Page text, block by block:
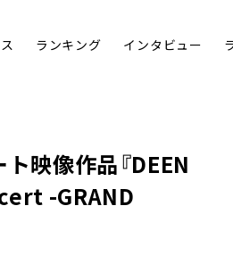
ランキング インタビュー
映像作品『DEEN
-GRAND